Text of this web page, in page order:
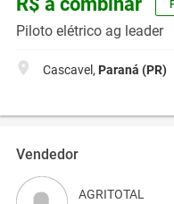
Piloto elétrico ag leader
Cascavel, Paraná (PR)
Vendedor
AGRITOTAL